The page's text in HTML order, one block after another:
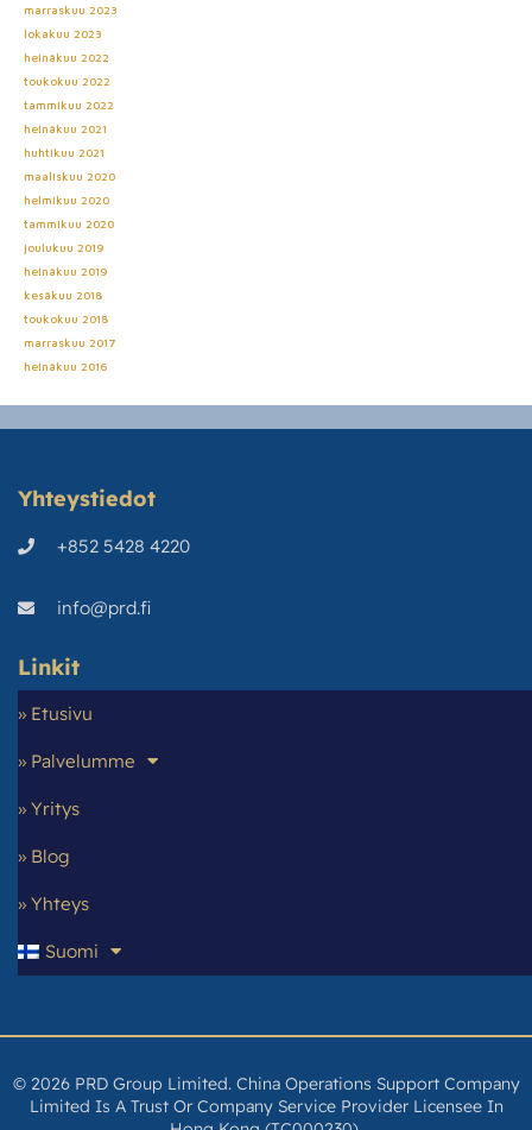
marraskuu 2023
lokakuu 2023
heinäkuu 2022
toukokuu 2022
tammikuu 2022
heinäkuu 2021
huhtikuu 2021
maaliskuu 2020
helmikuu 2020
tammikuu 2020
joulukuu 2019
heinäkuu 2019
kesäkuu 2018
toukokuu 2018
marraskuu 2017
heinäkuu 2016
Yhteystiedot
+852 5428 4220
info@prd.fi
Linkit
» Etusivu
» Palvelumme
» Yritys
» Blog
» Yhteys
Suomi
© 2026 PRD Group Limited. China Operations Support Company
Limited Is A Trust Or Company Service Provider Licensee In